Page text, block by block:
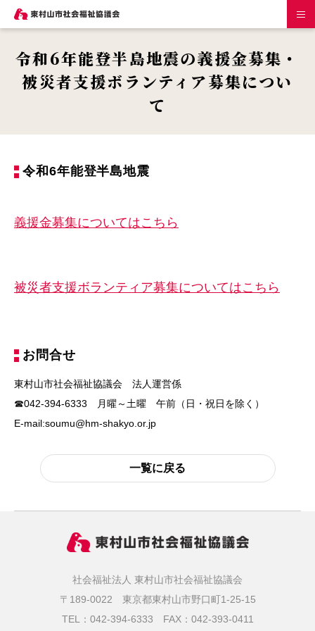
令和6年能登半島地震の義援金募集・
被災者支援ボランティア募集につい
て
令和6年能登半島地震
義援金募集についてはこちら
被災者支援ボランティア募集についてはこちら
お問合せ
東村山市社会福祉協議会 法人運営係
☎042-394-6333
月曜～土曜 午前（日・祝日を除く）
E-mail:soumu@hm-shakyo.or.jp
一覧に戻る
社会福祉法人 東村山市社会福祉協議会
〒189-0022 東京都東村山市野口町1-25-15
TEL：042-394-6333 FAX：042-393-0411